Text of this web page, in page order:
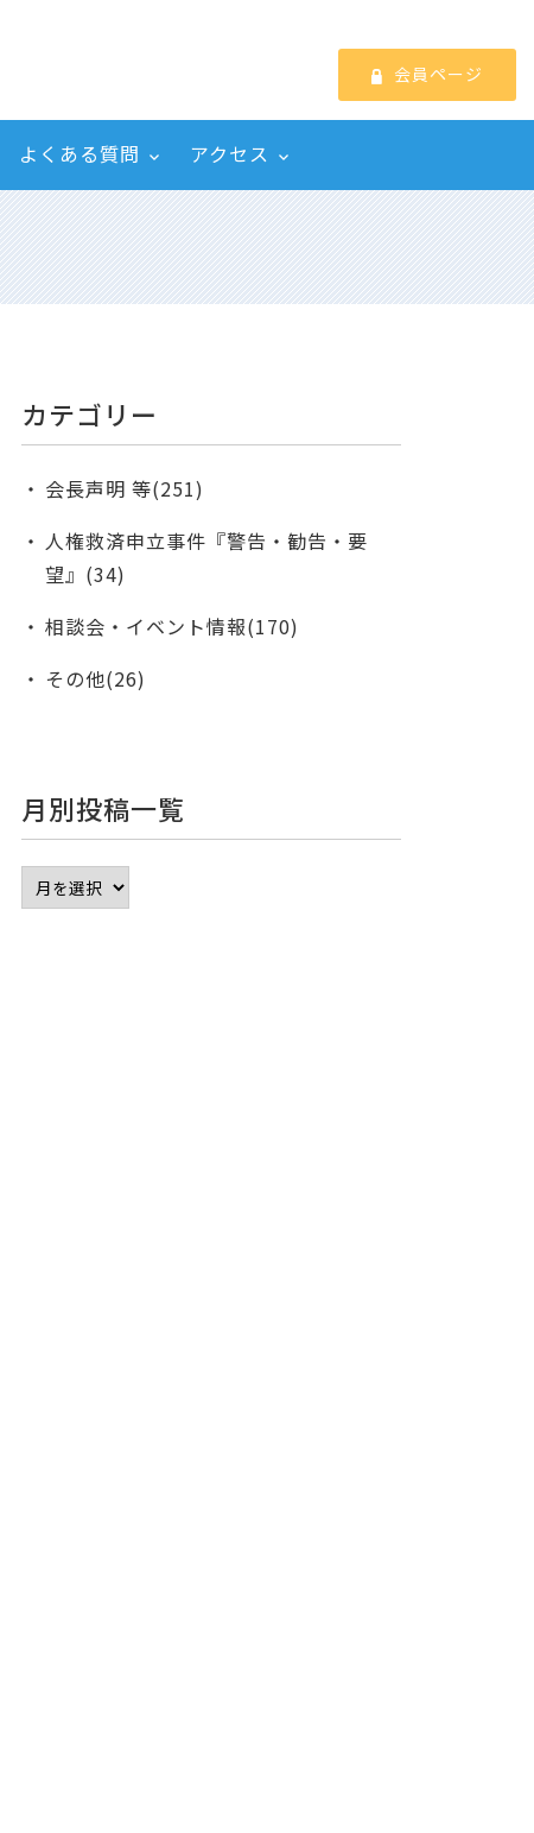
会員ページ
よくある質問 アクセス
カテゴリー
会長声明 等(251)
人権救済申立事件『警告・勧告・要
望』(34)
相談会・イベント情報(170)
その他(26)
月別投稿一覧